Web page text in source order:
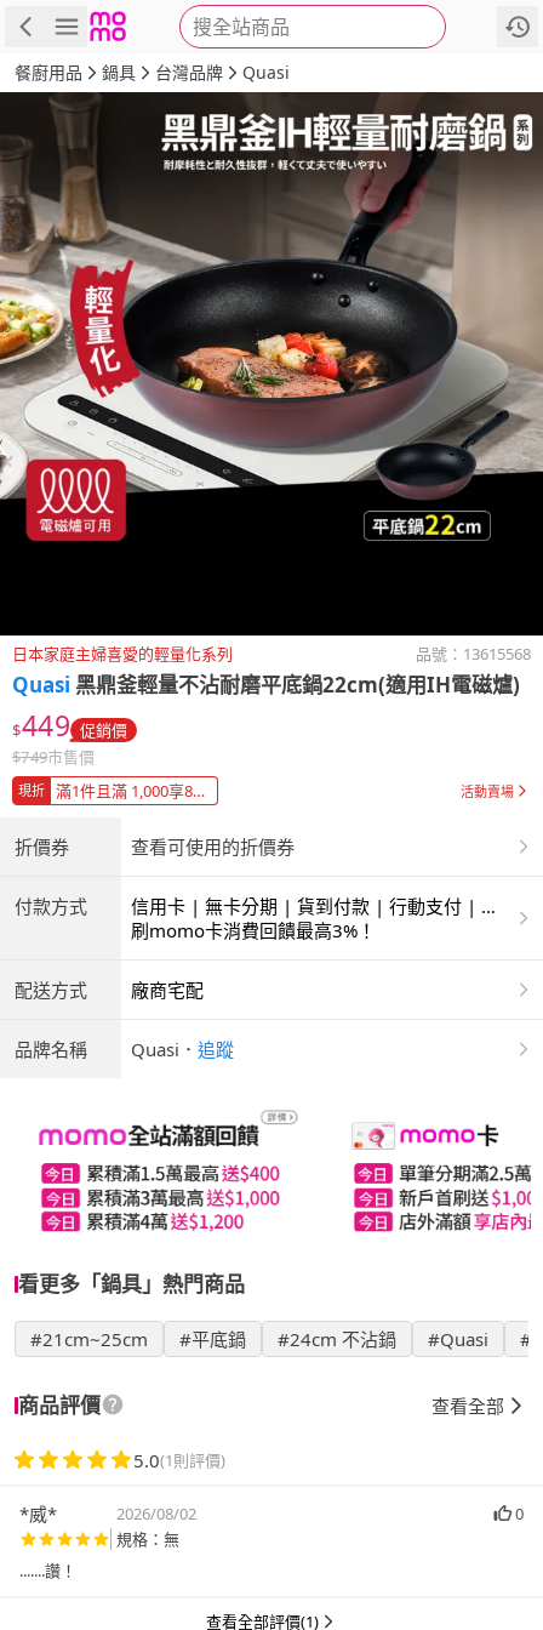
搜全站商品
商品 評價 詳情
餐廚用品 鍋具 台灣品牌 Quasi
日本家庭主婦喜愛的輕量化系列 品號： 13615568
Quasi 黑鼎釜輕量不沾耐磨平底鍋22cm(適用IH電磁爐)
$449 促銷價
$749市售價
現折 滿1件且滿 1,000享88折 活動賣場
折價券 查看可使用的折價券
付款方式
信用卡 | 無卡分期 | 貨到付款 | 行動支付 | 超
商付款 | ATM | 銀聯卡
刷momo卡消費回饋最高3%！
配送方式 廠商宅配
品牌名稱 Quasi ． 追蹤
看更多「鍋具」熱門商品
#21cm~25cm #平底鍋 #24cm 不沾鍋 #Quasi #
商品評價 查看全部
5.0(1則評價)
*威* 2026/08/02
0
規格：無
.......讚！
查看全部評價(1)